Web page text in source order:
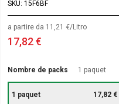
SKU 15F6BF
a partire da 11,21 €/Litro
17,82 €
Nombre de packs 1 paquet
1 paquet 17,82 €